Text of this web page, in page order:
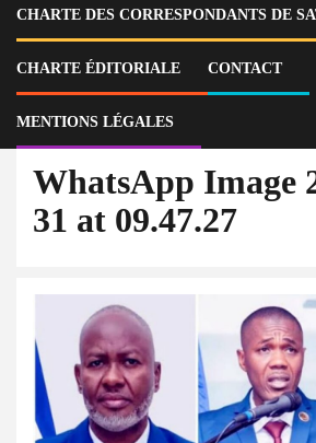
CHARTE DES CORRESPONDANTS DE
CHARTE ÉDITORIALE CONTACT
MENTIONS LÉGALES
Home
Actu
Nommé sous pression politique, le consul
révoqué pour avoir refusé d’obéir à son parrain
WhatsApp Image
31 at 09.47.27